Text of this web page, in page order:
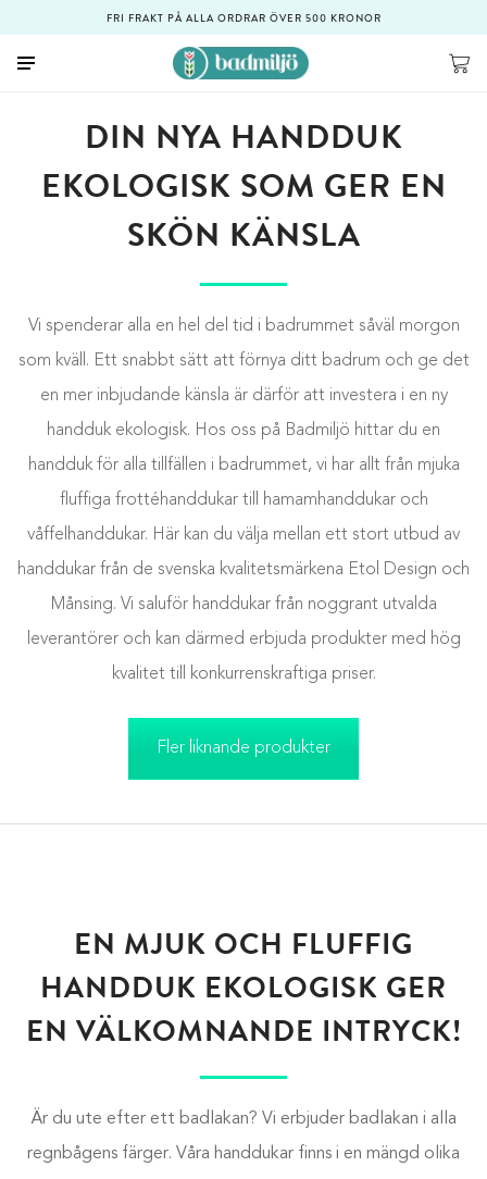
FRI FRAKT PÅ ALLA ORDRAR ÖVER 500 KRONOR
DIN NYA HANDDUK
EKOLOGISK SOM GER EN
SKÖN KÄNSLA
Vi spenderar alla en hel del tid i badrummet såväl morgon
som kväll. Ett snabbt sätt att förnya ditt badrum och ge det
en mer inbjudande känsla är därför att investera i en ny
handduk ekologisk. Hos oss på Badmiljö hittar du en
handduk för alla tillfällen i badrummet, vi har allt från mjuka
fluffiga frottéhanddukar till hamamhanddukar och
våffelhanddukar. Här kan du välja mellan ett stort utbud av
handdukar från de svenska kvalitetsmärkena Etol Design och
Månsing. Vi saluför handdukar från noggrant utvalda
leverantörer och kan därmed erbjuda produkter med hög
kvalitet till konkurrenskraftiga priser.
Fler liknande produkter
EN MJUK OCH FLUFFIG
HANDDUK EKOLOGISK GER
EN VÄLKOMNANDE INTRYCK!
Är du ute efter ett badlakan? Vi erbjuder badlakan i alla
regnbågens färger. Våra handdukar finns i en mängd olika